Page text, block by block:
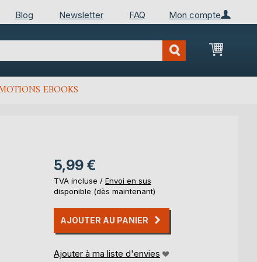
Mon compte
Blog Newsletter FAQ
Mon
EBOOKS
5,99 €
TVA incluse / Envoi en sus
disponible (dès maintenant)
AJOUTER AU PANIER
Ajouter à ma liste d'envies